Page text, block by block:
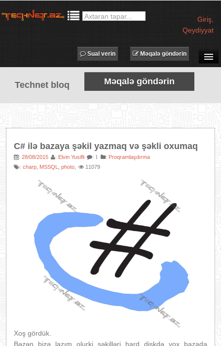
Giriş
Qeydiyyat
SUAL-CAVAB
TECHNET TV
MƏQALƏLƏR
PROQRAMLAR
IT LÜĞƏT
XƏBƏRLƏR
Məqalə göndərin
Sual verin
Technet bloq Məqalə göndərin
C# ilə bazaya şəkil yazmaq və şəkli oxumaq
: 28/08/2015 : Elvin Yusifli : 1 : Proqramlaşdırma
: charp MSSQL photo 11079
Xoş gördük.
Bəzən bizə lazım olurki şəkilləri hard diskdə yox bazada